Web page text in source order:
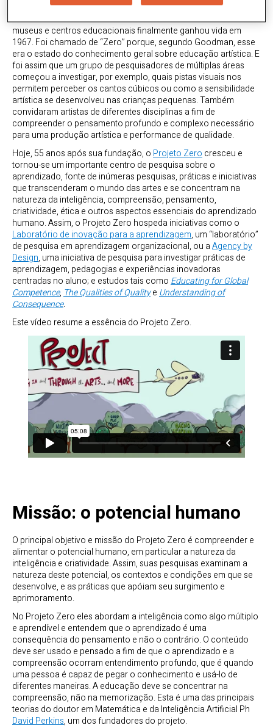
A ideia de criar um projeto para investigar a natureza específica
do conhecimento artístico e a forma como ele é transmitido nos
museus e centros educacionais finalmente ganhou vida em
1967. Foi chamado de “Zero” porque, segundo Goodman, esse
era o estado do conhecimento geral sobre educação artística. E
foi assim que um grupo de pesquisadores de múltiplas áreas
começou a investigar, por exemplo, quais pistas visuais nos
permitem perceber os cantos cúbicos ou como a sensibilidade
artística se desenvolveu nas crianças pequenas. Também
convidaram artistas de diferentes disciplinas a fim de
compreender o pensamento profundo e complexo necessário
para uma produção artística e performance de qualidade.
Hoje, 55 anos após sua fundação, o Projeto Zero cresceu e
tornou-se um importante centro de pesquisa sobre o
aprendizado, fonte de inúmeras pesquisas, práticas e iniciativas
que transcenderam o mundo das artes e se concentram na
natureza da inteligência, compreensão, pensamento,
criatividade, ética e outros aspectos essenciais do aprendizado
humano. Assim, o Projeto Zero hospeda iniciativas como o
Laboratório de inovação para a aprendizagem, um “laboratório”
de pesquisa em aprendizagem organizacional, ou aAgency by
Design, uma iniciativa de pesquisa para investigar práticas de
aprendizagem, pedagogias e experiências inovadoras
centradas no aluno; e estudos tais como Educating for Global
Competence, The Qualities of Qualitye Understanding of
Consequence.
Este vídeo resume a essência do Projeto Zero.
Missão: o potencial humano
O principal objetivo e missão do Projeto Zero é compreender e
alimentar o potencial humano, em particular a natureza da
inteligência e criatividade. Assim, suas pesquisas examinam a
natureza deste potencial, os contextos e condições em que se
desenvolve, e as práticas que apóiam seu surgimento e
aprimoramento.
No Projeto Zero eles abordam a inteligência como algo múltiplo
e aprendível e entendem que o aprendizado é uma
consequência do pensamento e não o contrário. O conteúdo
deve ser usado e pensado a fim de que o aprendizado e a
compreensão ocorram entendimento profundo, que é quando
uma pessoa é capaz de pegar o conhecimento e usá-lo de
diferentes maneiras. A educação deve se concentrar na
compreensão, não na memorização. Esta é uma das principais
teorias do doutor em Matemática e da Inteligência Artificial Ph
David Perkins, um dos fundadores do projeto.